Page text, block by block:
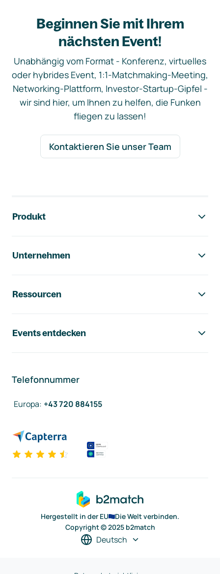
Beginnen Sie mit Ihrem
nächsten Event!
Unabhängig vom Format - Konferenz, virtuelles
oder hybrides Event, 1:1-Matchmaking-Meeting,
Networking-Plattform, Investor-Startup-Gipfel -
wir sind hier, um Ihnen zu helfen, die Funken
fliegen zu lassen!
Kontaktieren Sie unser Team
Produkt
Unternehmen
Ressourcen
Events entdecken
Telefonnummer
Europa: +43 720 884155
Hergestellt in der EU
Die Welt verbinden.
Copyright © 2025 b2match
Deutsch